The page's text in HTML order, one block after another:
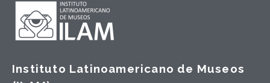
Instituto Latinoamericano de Museos